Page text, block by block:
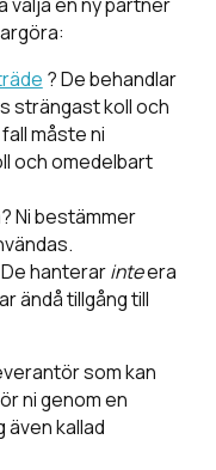
? De behandlar
strängast koll och
måste ni
och omedelbart
Ni bestämmer
hanterarinteera
ändå tillgång till
som kan
ni genom en
kallad